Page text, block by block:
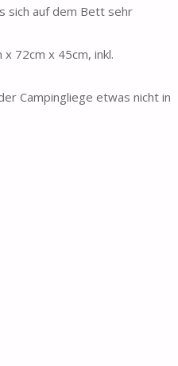
sich auf dem Bett sehr
72cm x 45cm, inkl.
Campingliege etwas nicht in